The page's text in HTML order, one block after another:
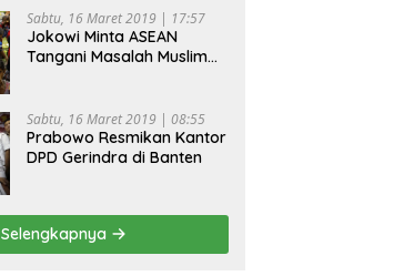
Sabtu, 16 Maret 2019 | 17:57
Jokowi Minta ASEAN
Tangani Masalah Muslim
Sabtu, 16 Maret 2019 | 08:55
Prabowo Resmikan Kantor
DPD Gerindra di Banten
Selengkapnya